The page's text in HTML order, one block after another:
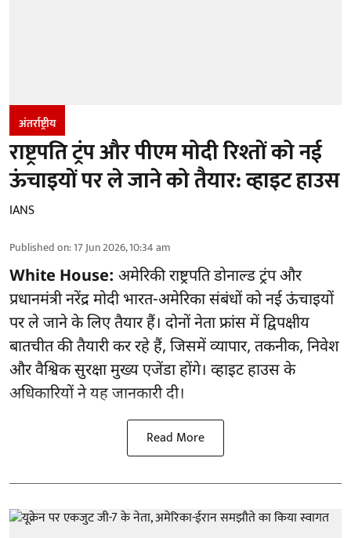
अंतर्राष्ट्रीय
राष्ट्रपति ट्रंप और पीएम मोदी रिश्तों को नई
ऊंचाइयों पर ले जाने को तैयार: व्हाइट हाउस
IANS
Published on:17 Jun 2026, 10:34 am
White House: अमेरिकी राष्ट्रपति डोनाल्ड ट्रंप और
प्रधानमंत्री नरेंद्र मोदी भारत-अमेरिका संबंधों को नई ऊंचाइयों
पर ले जाने के लिए तैयार हैं। दोनों नेता फ्रांस में द्विपक्षीय
बातचीत की तैयारी कर रहे हैं, जिसमें व्यापार, तकनीक, निवेश
और वैश्विक सुरक्षा मुख्य एजेंडा होंगे। व्हाइट हाउस के
अधिकारियों ने यह जानकारी दी।
Read More